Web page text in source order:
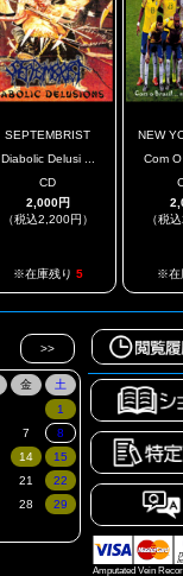
SEPTEMBRIST
Diabolic Delusi ...
CD
2,000円
（税込2,200円）
※在庫残り 5
NEW
Com O
（税
※在
Amputated Vein